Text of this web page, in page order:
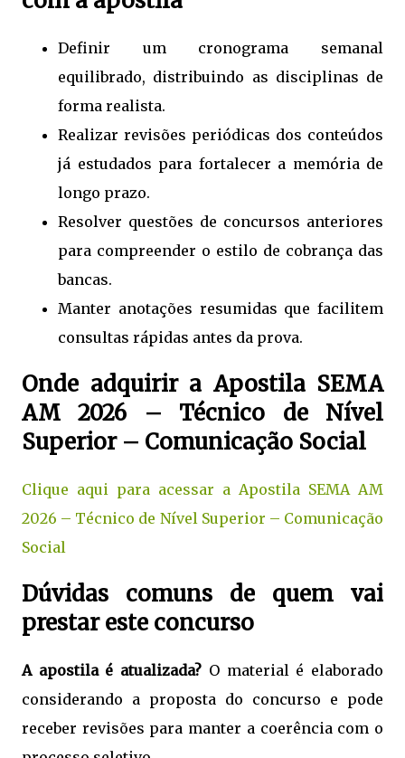
Definir um cronograma semanal
equilibrado, distribuindo as disciplinas de
forma realista.
Realizar revisões periódicas dos conteúdos
já estudados para fortalecer a memória de
longo prazo.
Resolver questões de concursos anteriores
para compreender o estilo de cobrança das
bancas.
Manter anotações resumidas que facilitem
consultas rápidas antes da prova.
Onde adquirir a Apostila SEMA
AM 2026 – Técnico de Nível
Superior – Comunicação Social
Clique aqui para acessar a Apostila SEMA AM
2026 – Técnico de Nível Superior – Comunicação
Social
Dúvidas comuns de quem vai
prestar este concurso
A apostila é atualizada? O material é elaborado
considerando a proposta do concurso e pode
receber revisões para manter a coerência com o